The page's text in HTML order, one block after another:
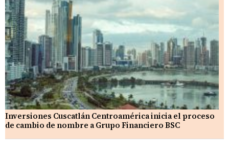
Inversiones Cuscatlán Centroamérica inicia el proceso
de cambio de nombre a Grupo Financiero BSC